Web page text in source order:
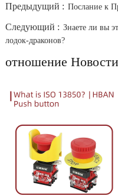
Предыдущий : Послание к
Следующий : Знаете ли вы
лодок-драконов?
отношение Новости